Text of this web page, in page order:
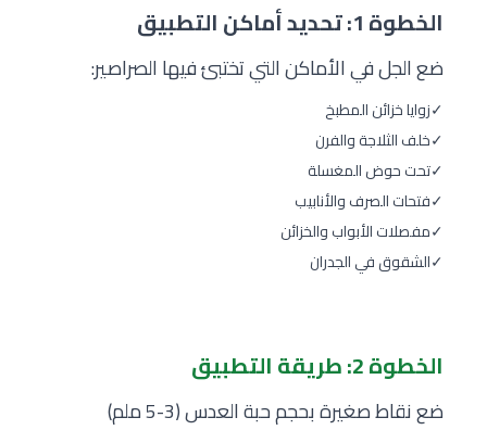
الخطوة 1: تحديد أماكن التطبيق
ضع الجل في الأماكن التي تختبئ فيها الصراصير:
✓زوايا خزائن المطبخ
✓خلف الثلاجة والفرن
✓تحت حوض المغسلة
✓فتحات الصرف والأنابيب
✓مفصلات الأبواب والخزائن
✓الشقوق في الجدران
الخطوة 2: طريقة التطبيق
ضع نقاط صغيرة بحجم حبة العدس (3-5 ملم)